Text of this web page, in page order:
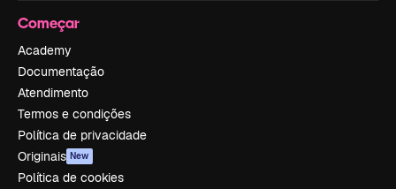
Começar
Academy
Documentação
Atendimento
Termos e condições
Política de privacidade
Originais New
Política de cookies